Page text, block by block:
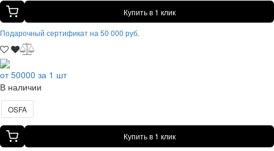
Купить в 1 клик
Подарочный сертификат на 50 000 руб.
от 50000 за 1 шт
В наличии
OSFA
Купить в 1 клик